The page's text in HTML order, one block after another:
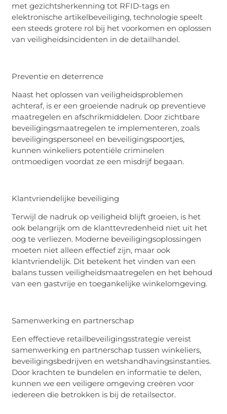
met gezichtsherkenning tot RFID-tags en
elektronische artikelbeveiliging, technologie speelt
een steeds grotere rol bij het voorkomen en oplossen
van veiligheidsincidenten in de detailhandel.
Preventie endeterrence
Naast het oplossen van veiligheidsproblemen
achteraf, is er een groeiende nadruk op preventieve
maatregelen en afschrikmiddelen. Door zichtbare
beveiligingsmaatregelen te implementeren, zoals
beveiligingspersoneel en beveiligingspoortjes,
kunnen winkeliers potentiële criminelen
ontmoedigen voordat ze een misdrijf begaan.
Klantvriendelijke beveiliging
Terwijl de nadruk op veiligheid blijft groeien, is het
ook belangrijk om de klanttevredenheid niet uit het
oog te verliezen. Moderne beveiligingsoplossingen
moeten niet alleen effectief zijn, maar ook
klantvriendelijk. Dit betekent het vinden van een
balans tussen veiligheidsmaatregelen en het behoud
van een gastvrije en toegankelijke winkelomgeving.
Samenwerking en partnerschap
Een effectieve retailbeveiligingsstrategie vereist
samenwerking en partnerschap tussen winkeliers,
beveiligingsbedrijven en wetshandhavingsinstanties.
Door krachten te bundelen en informatie te delen,
kunnen we een veiligere omgeving creëren voor
iedereen die betrokken is bij de retailsector.